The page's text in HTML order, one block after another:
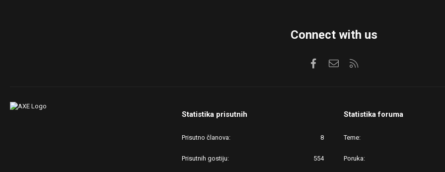
Connect with us
FacebookKontaktirajte nas
Statistika prisutnih
Prisutno članova 8
Prisutnih gostiju 554
Statistika foruma
Teme
Poruka